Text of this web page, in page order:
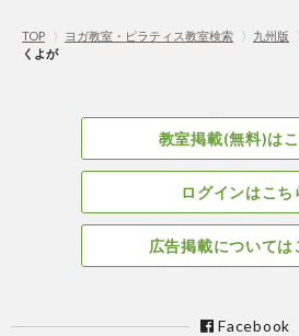
TOP 〉 ヨガ教室・ピラティス教室検索 〉 九州版
くよが
教室掲載(無料)は
ログインはこち
広告掲載については
Facebook